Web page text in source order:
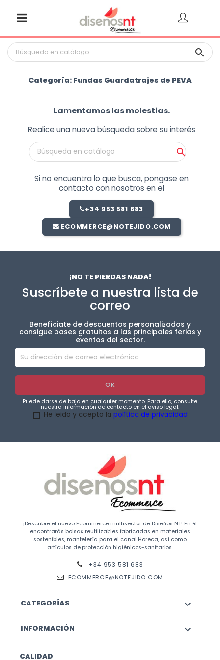

Categoría: Fundas Guardatrajes de PEVA
Lamentamos las molestias.
Realice una nueva búsqueda sobre su interés

Si no encuentra lo que busca, pongase en
contacto con nosotros en el
+34 953 581 683
ECOMMERCE@NOTEJIDO.COM
¡NO TE PIERDAS NADA!
Suscríbete a nuestra lista de
correo
Benefíciate de descuentos personalizados y
consigue pases gratuitos a las principales ferias y
eventos del sector.
Puede darse de baja en cualquier momento. Para ello, consulte
nuestra información de contacto en el aviso legal.
He leido y acepto la política de privacidad
¡Descubre el nuevo Ecommerce multisector de Diseños NT! En él
encontrarás bolsas reutilizables fabricadas en materiales
sostenibles, mantelería para el canal Horeca, así como
artículos de protección higiénicos-sanitarios.
+34 953 581 683
ECOMMERCE@NOTEJIDO.COM
CATEGORÍAS 
INFORMACIÓN 
CALIDAD